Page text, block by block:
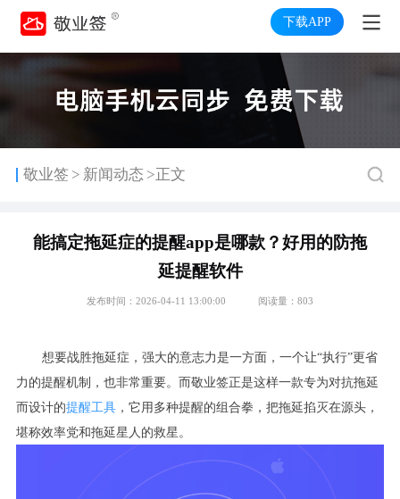
下载APP
敬业签 > 新闻动态 >正文
能搞定拖延症的提醒app是哪款？好用的防拖
延提醒软件
发布时间：2026-04-11 13:00:00 阅读量：803
想要战胜拖延症，强大的意志力是一方面，一个让“执行”更省
力的提醒机制，也非常重要。而敬业签正是这样一款专为对抗拖延
而设计的提醒工具，它用多种提醒的组合拳，把拖延掐灭在源头，
堪称效率党和拖延星人的救星。